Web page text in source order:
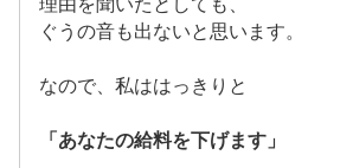
理由を聞いたとしても、
ぐうの音も出ないと思います。
なので、私ははっきりと
「あなたの給料を下げます」